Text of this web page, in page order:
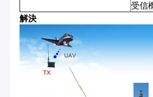
受信
解決